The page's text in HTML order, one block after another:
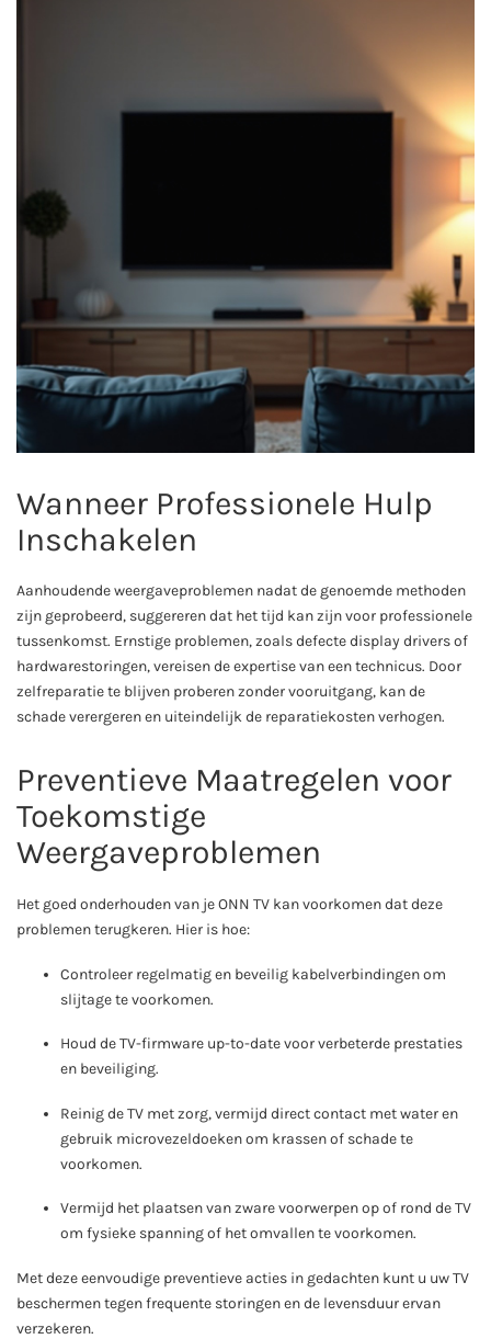
Wanneer Professionele Hulp
Inschakelen
Aanhoudende weergaveproblemen nadat de genoemde methoden
zijn geprobeerd, suggereren dat het tijd kan zijn voor professionele
tussenkomst. Ernstige problemen, zoals defecte display drivers of
hardwarestoringen, vereisen de expertise van een technicus. Door
zelfreparatie te blijven proberen zonder vooruitgang, kan de
schade verergeren en uiteindelijk de reparatiekosten verhogen.
Preventieve Maatregelen voor
Toekomstige
Weergaveproblemen
Het goed onderhouden van je ONN TV kan voorkomen dat deze
problemen terugkeren. Hier is hoe:
Controleer regelmatig en beveilig kabelverbindingen om
slijtage te voorkomen.
Houd de TV-firmware up-to-date voor verbeterde prestaties
en beveiliging.
Reinig de TV met zorg, vermijd direct contact met water en
gebruik microvezeldoeken om krassen of schade te
voorkomen.
Vermijd het plaatsen van zware voorwerpen op of rond de TV
om fysieke spanning of het omvallen te voorkomen.
Met deze eenvoudige preventieve acties in gedachten kunt u uw TV
beschermen tegen frequente storingen en de levensduur ervan
verzekeren.